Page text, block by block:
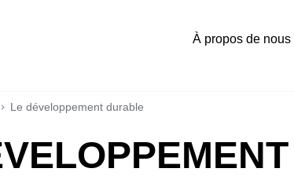
À propos de nous
Le développement durable